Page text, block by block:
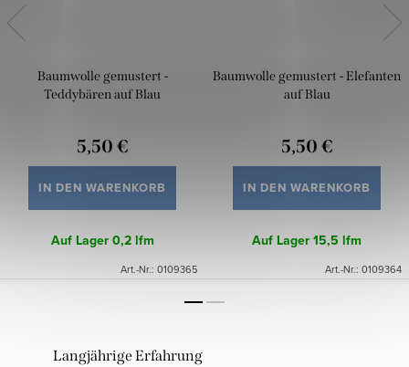
Baumwolle gemustert -
Teddybären auf Blau
5,50 €
IN DEN WARENKORB
Auf Lager 0,2 lfm
Art.-Nr.: 0109365
Baumwolle gemustert - Elefanten
auf Blau
5,50 €
IN DEN WARENKORB
Auf Lager 15,5 lfm
Art.-Nr.: 0109364
Langjährige Erfahrung